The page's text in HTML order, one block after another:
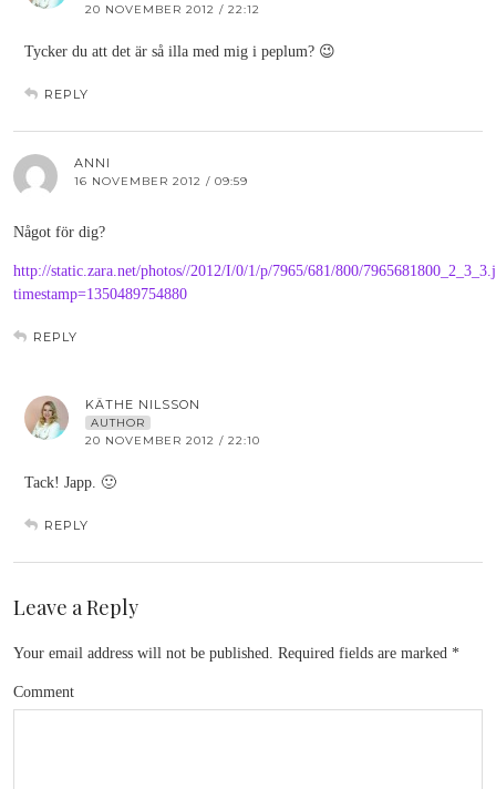
20 NOVEMBER 2012 / 22:12
Tycker du att det är så illa med mig i peplum? 😉
REPLY
ANNI
16 NOVEMBER 2012 / 09:59
Något för dig?
http://static.zara.net/photos//2012/I/0/1/p/7965/681/800/
timestamp=1350489754880
REPLY
KÄTHE NILSSON
AUTHOR
20 NOVEMBER 2012 / 22:10
Tack! Japp. 🙂
REPLY
Leave a Reply
Your email address will not be published. Required fields are marked *
Comment